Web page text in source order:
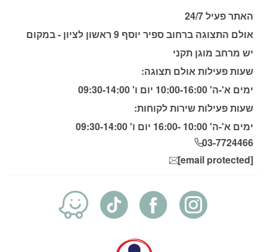
האתר פעיל 24/7
אולם התצוגה ברחוב ספיר יוסף 9 ראשון לציון - במקום
יש מרחב מוגן תקני
שעות פעילות אולם תצוגה:
ימים א'-ה' 10:00-16:00 יום ו' 09:30-14:00
שעות פעילות שירות לקוחות:
ימים א'-ה' 10:00 -16:00 יום ו' 09:30-14:00
03-7724466
[email protected]